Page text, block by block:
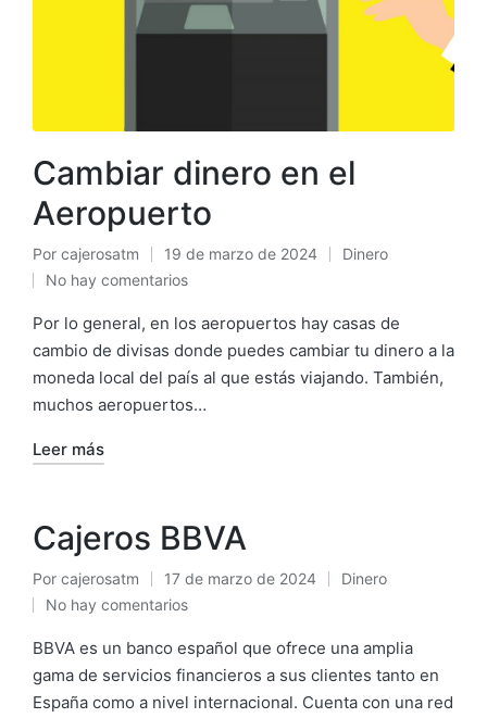
Cambiar dinero en el
Aeropuerto
Publicado
por
Por cajerosatm 19 de marzo de 2024
Publicado
Dinero
No hay comentarios
Por lo general, en los aeropuertos hay casas de
cambio de divisas donde puedes cambiar tu dinero a la
moneda local del país al que estás viajando. También,
muchos aeropuertos…
Leer más
Cajeros BBVA
Publicado
por
Por cajerosatm 17 de marzo de 2024
Publicado
Dinero
No hay comentarios
BBVA es un banco español que ofrece una amplia
gama de servicios financieros a sus clientes tanto en
España como a nivel internacional. Cuenta con una red